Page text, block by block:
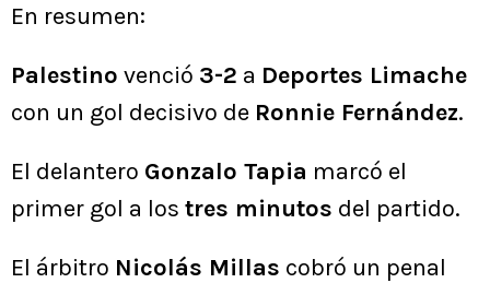
En resumen:
Palestino venció 3-2 a Deportes Limache
con un gol decisivo de Ronnie Fernández.
El delantero Gonzalo Tapia marcó el
primer gol a los tres minutos del partido.
El árbitro Nicolás Millas cobró un penal